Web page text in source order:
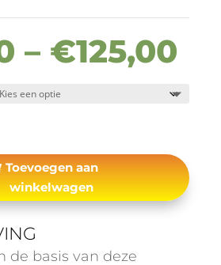
– €125,00
Toevoegen aan
winkelwagen
de basis van deze